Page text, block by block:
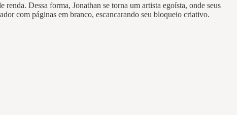
Dessa forma, Jonathan se torna um artista egoísta, onde seus
com páginas em branco, escancarando seu bloqueio criativo.